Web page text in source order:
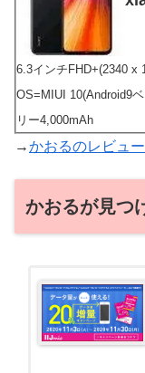
6.3インチFHD+(2340 x
OS=MIUI 10(Android9
リー4,000mAh
→かおるのレビュー
かおるが見つ